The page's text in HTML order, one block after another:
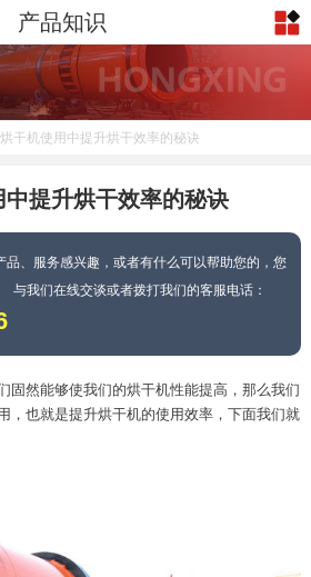
产品知识
干机使用中提升烘干效率的秘诀
中提升烘干效率的秘诀
品、服务感兴趣，或者有什么可以帮助您的，您
与我们在线交谈或者拨打我们的客服电话：
固然能够使我们的烘干机性能提高，那么我们
，也就是提升烘干机的使用效率，下面我们就